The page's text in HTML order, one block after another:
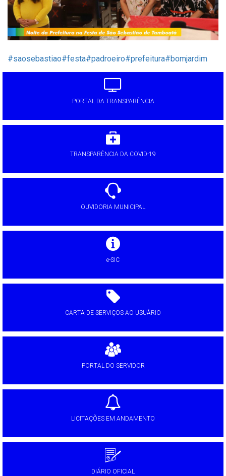
#saosebastiao#festa#padroeiro#prefeitura#bomjardim
PORTAL DA TRANSPARÊNCIA
TRANSPARÊNCIA DA COVID-19
OUVIDORIA MUNICIPAL
e-SIC
CARTA DE SERVIÇOS AO USUÁRIO
PORTAL DO SERVIDOR
LICITAÇÕES EM ANDAMENTO
DIÁRIO OFICIAL